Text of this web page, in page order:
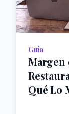
Guía
Margen
Qué Lo